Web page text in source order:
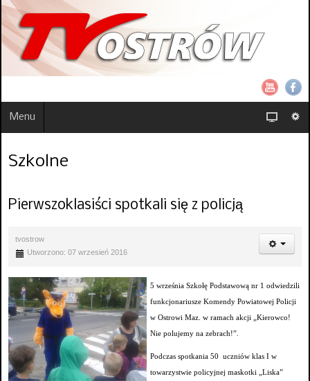
Menu
Szkolne
Pierwszoklasiści spotkali się z policją
tvostrow
Utworzono: 07 wrzesień 2016
5 września Szkołę Podstawową nr 1 odwiedzili
funkcjonariusze Komendy Powiatowej Policji
w Ostrowi Maz. w ramach akcji „Kierowco!
Nie polujemy na zebrach!”.
Podczas spotkania 50 uczniów klas I w
towarzystwie policyjnej maskotki „Liska”